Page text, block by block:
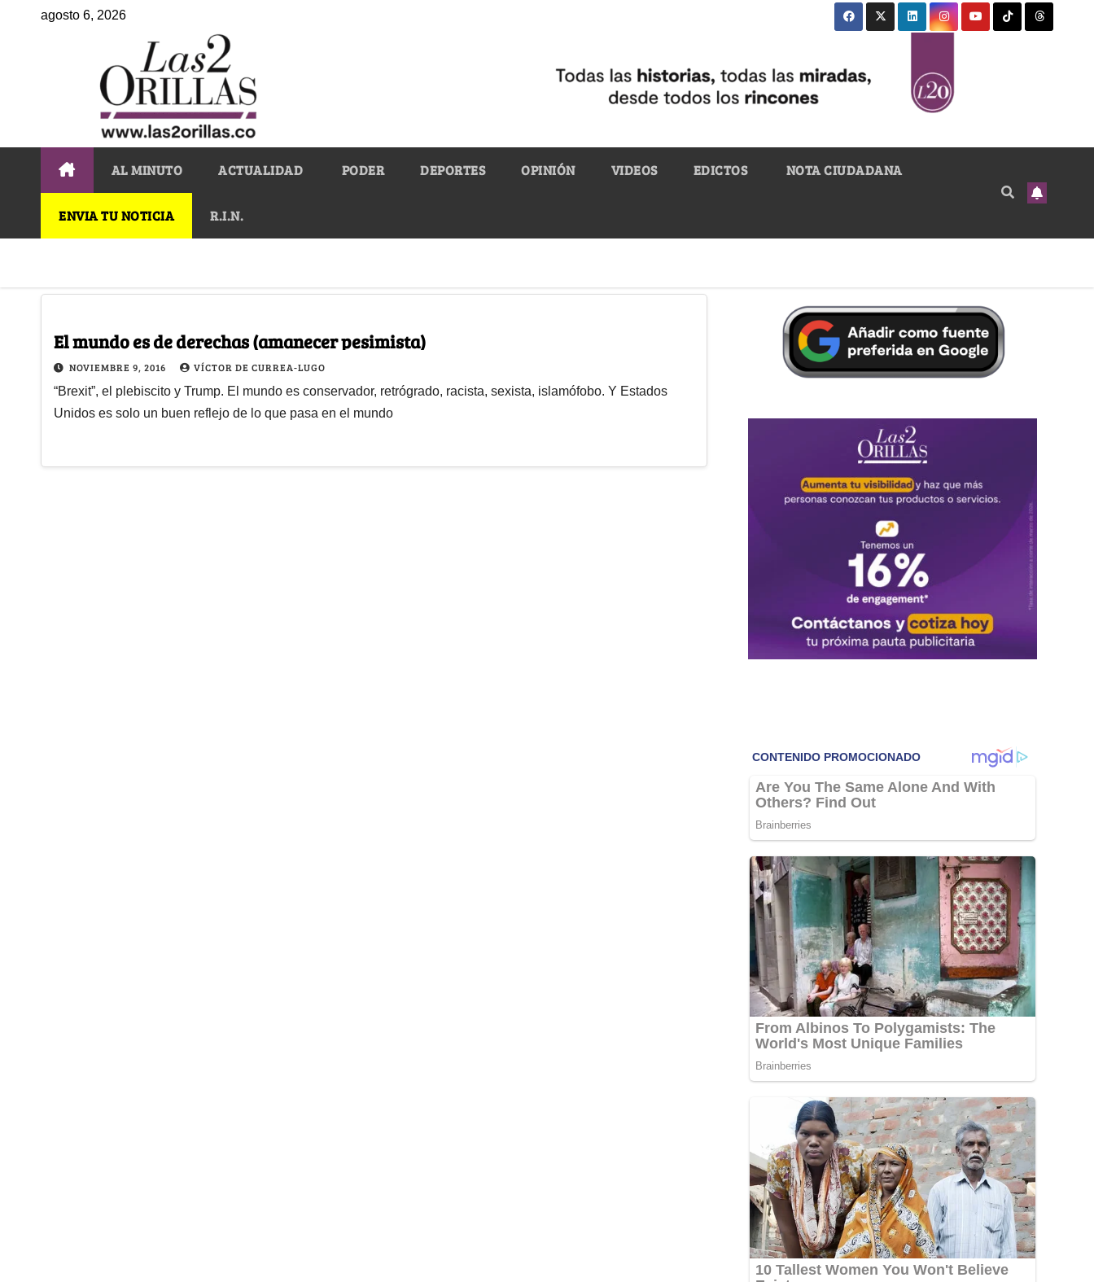
agosto 6, 2026
AL MINUTO ACTUALIDAD PODER DEPORTES OPINIÓN VIDEOS EDICTOS NOTA CIUDADANA
ENVIA TU NOTICIA R.I.N.
El mundo es de derechas (amanecer pesimista)
NOVIEMBRE 9, 2016 VÍCTOR DE CURREA-LUGO
“Brexit”, el plebiscito y Trump. El mundo es conservador, retrógrado, racista, sexista, islamófobo. Y Estados
Unidos es solo un buen reflejo de lo que pasa en el mundo